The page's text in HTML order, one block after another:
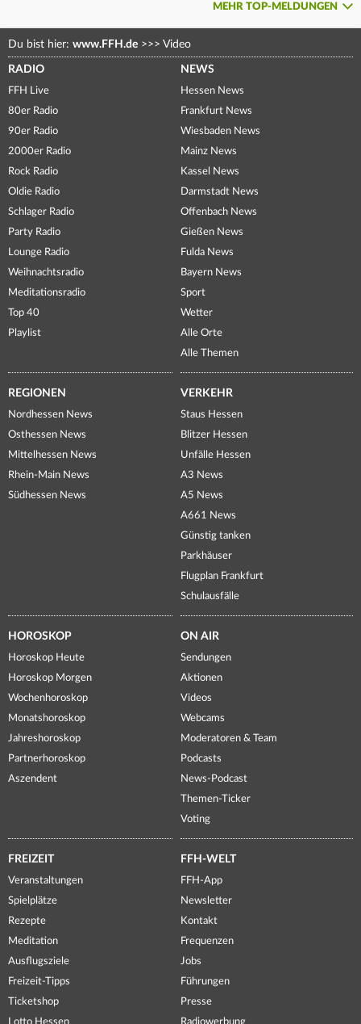
MEHR TOP-MELDUNGEN
Du bist hier: www.FFH.de >>> Video
RADIO
FFH Live
80er Radio
90er Radio
2000er Radio
Rock Radio
Oldie Radio
Schlager Radio
Party Radio
Lounge Radio
Weihnachtsradio
Meditationsradio
Top 40
Playlist
NEWS
Hessen News
Frankfurt News
Wiesbaden News
Mainz News
Kassel News
Darmstadt News
Offenbach News
Gießen News
Fulda News
Bayern News
Sport
Wetter
Alle Orte
Alle Themen
REGIONEN
Nordhessen News
Osthessen News
Mittelhessen News
Rhein-Main News
Südhessen News
VERKEHR
Staus Hessen
Blitzer Hessen
Unfälle Hessen
A3 News
A5 News
A661 News
Günstig tanken
Parkhäuser
Flugplan Frankfurt
Schulausfälle
HOROSKOP
Horoskop Heute
Horoskop Morgen
Wochenhoroskop
Monatshoroskop
Jahreshoroskop
Partnerhoroskop
Aszendent
ON AIR
Sendungen
Aktionen
Videos
Webcams
Moderatoren & Team
Podcasts
News-Podcast
Themen-Ticker
Voting
FREIZEIT
Veranstaltungen
Spielplätze
Rezepte
Meditation
Ausflugsziele
Freizeit-Tipps
Ticketshop
Lotto Hessen
FFH-WELT
FFH-App
Newsletter
Kontakt
Frequenzen
Jobs
Führungen
Presse
Radiowerbung